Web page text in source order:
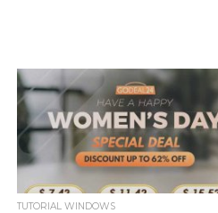
TUTORIAL WINDOWS